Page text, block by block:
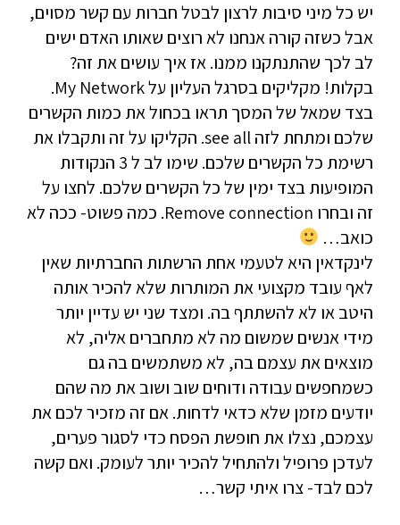
יש כל מיני סיבות לרצון לבטל חברות עם קשר מסוים,
אבל כשזה קורה אנחנו לא רוצים שאותו האדם ישים
לב לכך שהתנתקנו ממנו. אז איך עושים את זה?
בקלות! מקליקים בסרגל העליון על My Network.
בצד שמאל של המסך תראו בכחול את כמות הקשרים
שלכם ומתחת לזה see all. הקליקו על זה ותקבלו את
רשימת כל הקשרים שלכם. שימו לב ל 3 הנקודות
המופיעות בצד ימין של כל הקשרים שלכם. לחצו על
זה ובחרו Remove connection. כמה פשוט- ככה לא
כואב…
לינקדאין היא לטעמי אחת הרשתות החברתיות שאין
לאף עובד מקצועי את המותרות שלא להכיר אותה
היטב או לא להשתתף בה. ומצד שני יש עדיין יותר
מידי אנשים שמשום מה לא מתחברים אליה, לא
מוצאים את עצמם בה, לא משתמשים בה גם
כשמחפשים עבודה ודוחים שוב ושוב את מה שהם
יודעים מזמן שלא כדאי לדחות. אם זה מזכיר לכם את
עצמכם, נצלו את חופשת הפסח כדי לסגור פערים,
לעדכן פרופיל ולהתחיל להכיר יותר לעומק. ואם קשה
לכם לבד- צרו איתי קשר…